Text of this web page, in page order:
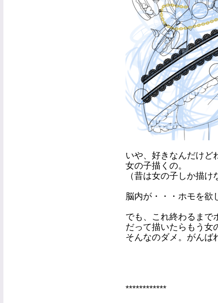
いや、好きなんだけど
女の子描くの。
（昔は女の子しか描
脳内が・・・ホモを欲
でも、これ終わるまで
だって描いたらもう女
そんなのダメ。がんば
************